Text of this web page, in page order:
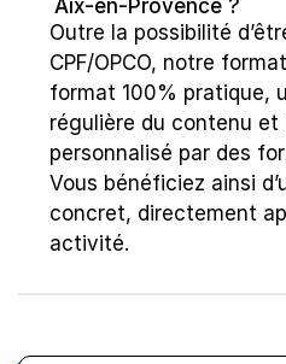
Aix-en-Provence ?
Outre la possibilité
CPF/OPCO, notre
format 100% pratique,
régulière du contenu et
personnalisé par des
Vous bénéficiez ainsi
concret, directement
activité.